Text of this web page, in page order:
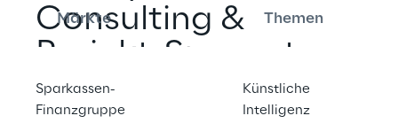
Märkte
Sparkassen-
Finanzgruppe
Themen
Künstliche
Intelligenz
Consulting &
Projekt-Support
Fincon Reply ist Kernsystem-Experte für